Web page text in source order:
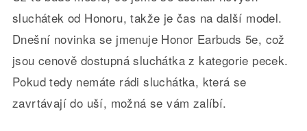
sluchátek od Honoru, takže je čas na další model.
Dnešní novinka se jmenuje Honor Earbuds 5e, což
jsou cenově dostupná sluchátka z kategorie pecek.
Pokud tedy nemáte rádi sluchátka, která se
zavrtávají do uší, možná se vám zalíbí.